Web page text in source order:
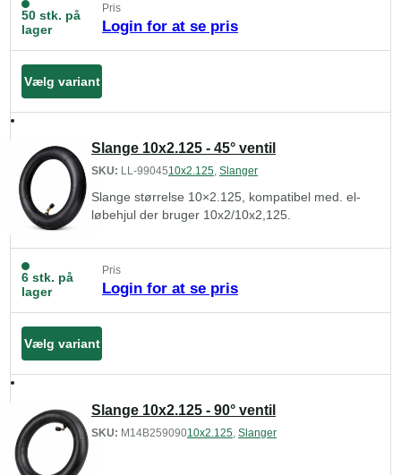
50 stk. på
lager
Pris
Login for at se pris
Vælg variant
Slange 10x2.125 - 45° ventil
SKU: LL-9904510x2.125, Slanger
Slange størrelse 10×2.125, kompatibel med. el-
løbehjul der bruger 10x2/10x2,125.
6 stk. på
lager
Pris
Login for at se pris
Vælg variant
Slange 10x2.125 - 90° ventil
SKU: M14B25909010x2.125, Slanger